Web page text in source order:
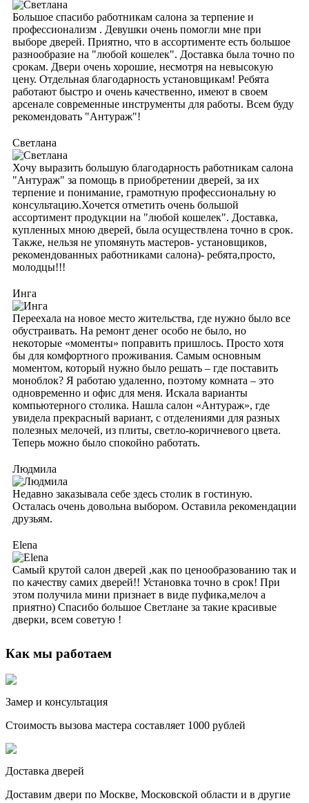
Большое спасибо работникам салона за терпение и
профессионализм . Девушки очень помогли мне при
выборе дверей. Приятно, что в ассортименте есть большое
разнообразие на "любой кошелек". Доставка была точно по
срокам. Двери очень хорошие, несмотря на невысокую
цену. Отдельная благодарность установщикам! Ребята
работают быстро и очень качественно, имеют в своем
арсенале современные инструменты для работы. Всем буду
рекомендовать "Антураж"!
Светлана
Хочу выразить большую благодарность работникам салона
"Антураж" за помощь в приобретении дверей, за их
терпение и понимание, грамотную профессиональну ю
консультацию.Хочется отметить очень большой
ассортимент продукции на "любой кошелек". Доставка,
купленных мною дверей, была осуществлена точно в срок.
Также, нельзя не упомянуть мастеров- установщиков,
рекомендованных работниками салона)- ребята,просто,
молодцы!!!
Инга
Переехала на новое место жительства, где нужно было все
обустраивать. На ремонт денег особо не было, но
некоторые «моменты» поправить пришлось. Просто хотя
бы для комфортного проживания. Самым основным
моментом, который нужно было решать – где поставить
моноблок? Я работаю удаленно, поэтому комната – это
одновременно и офис для меня. Искала варианты
компьютерного столика. Нашла салон «Антураж», где
увидела прекрасный вариант, с отделениями для разных
полезных мелочей, из плиты, светло-коричневого цвета.
Теперь можно было спокойно работать.
Людмила
Недавно заказывала себе здесь столик в гостиную.
Осталась очень довольна выбором. Оставила рекомендации
друзьям.
Elena
Самый крутой салон дверей ,как по ценообразованию так и
по качеству самих дверей!! Установка точно в срок! При
этом получила мини признает в виде пуфика,мелоч а
приятно) Спасибо большое Светлане за такие красивые
дверки, всем советую !
Как мы работаем
Замер и консультация
Стоимость вызова мастера составляет 1000 рублей
Доставка дверей
Доставим двери по Москве, Московской области и в другие